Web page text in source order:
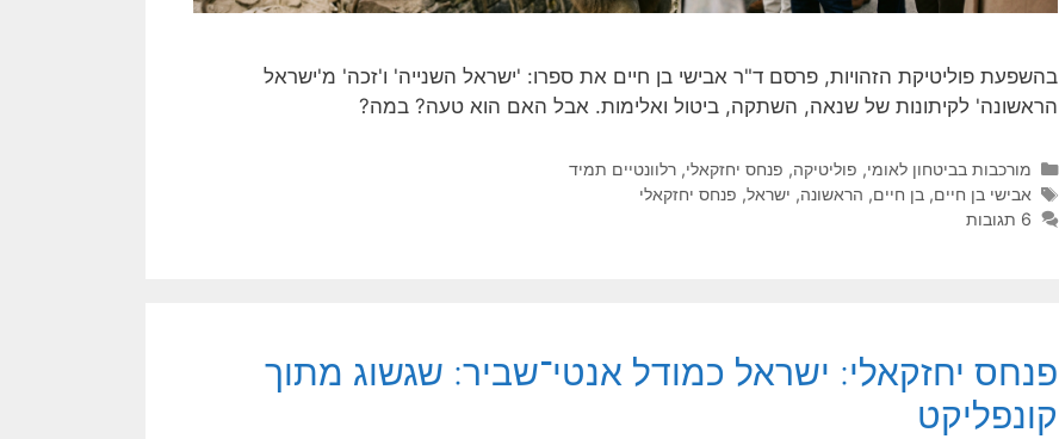
בהשפעת פוליטיקת הזהויות, פרסם ד"ר אבישי בן חיים את ספרו: 'ישראל השנייה' ו'זכה' מ'ישראל
הראשונה' לקיתונות של שנאה, השתקה, ביטול ואלימות. אבל האם הוא טעה? במה?
קטגוריות
מורכבות בביטחון לאומי, פוליטיקה, פנחס יחזקאלי, רלוונטיים תמיד
תגיות
אבישי בן חיים, בן חיים, הראשונה, ישראל, פנחס יחזקאלי
6 תגובות
פנחס יחזקאלי: ישראל כמודל אנטי־שביר: שגשוג מתוך
קונפליקט